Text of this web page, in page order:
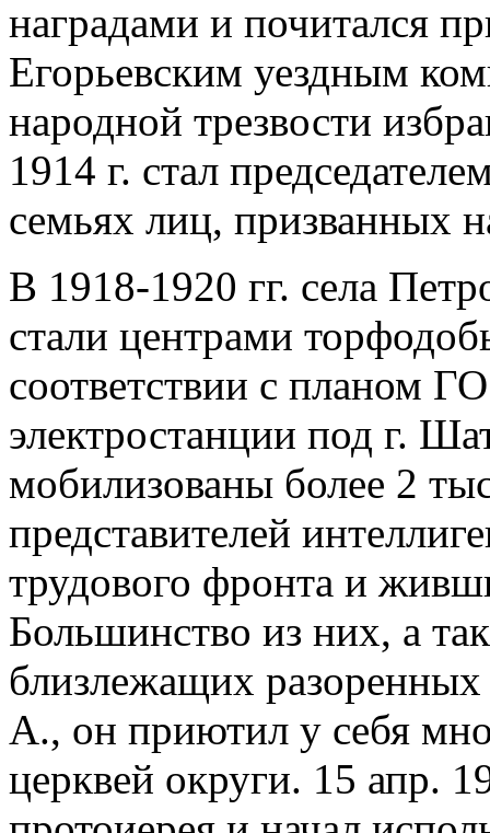
наградами и почитался
Егорьевским уездным
народной трезвости
1914 г. стал
семьях лиц, призванных
В 1918-1920 гг. села
стали центрами
соответствии с планом
электростанции под г.
мобилизованы более 2
представителей
трудового фронта и
Большинство из них, а
близлежащих
А., он приютил у себя
церквей округи. 15 апр.